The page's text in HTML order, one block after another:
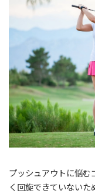
プッシュアウトに悩む
く回旋できていないた